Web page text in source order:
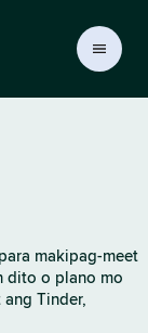
makipag-meet
dito o plano mo
Tinder,